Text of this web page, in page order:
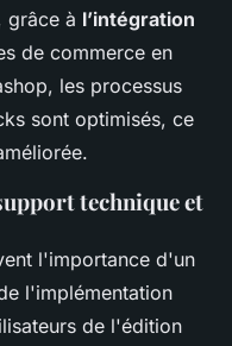
grâce à l’intégration
de commerce en
les processus
sont optimisés, ce
technique et
l'importance d'un
l'implémentation
de l'édition